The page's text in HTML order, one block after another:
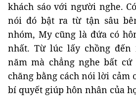
khách sáo với người nghe.
nói đó bật ra từ tận sâu
nhóm, My cũng là đứa có
nhất. Từ lúc lấy chồng đến
năm mà chẳng nghe bất
chăng bằng cách nói lời cảm
bí quyết giúp hôn nhân của